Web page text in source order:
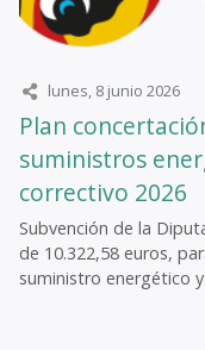
lunes, 8 junio 2026
Plan
suministros
correctivo 2026
Subvención de la
de 10.322,58 euros,
suministro energético